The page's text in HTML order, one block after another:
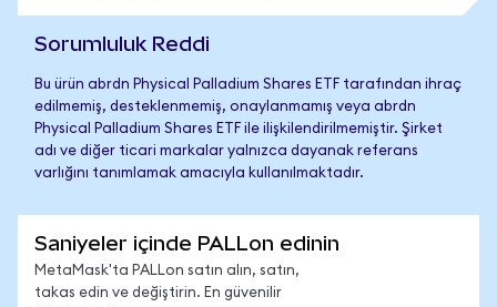
Sorumluluk Reddi
Bu ürün abrdn Physical Palladium Shares ETF tarafından ihraç
edilmemiş, desteklenmemiş, onaylanmamış veya abrdn
Physical Palladium Shares ETF ile ilişkilendirilmemiştir. Şirket
adı ve diğer ticari markalar yalnızca dayanak referans
varlığını tanımlamak amacıyla kullanılmaktadır.
Saniyeler içinde PALLon edinin
MetaMask'ta PALLon satın alın, satın,
takas edin ve değiştirin. En güvenilir